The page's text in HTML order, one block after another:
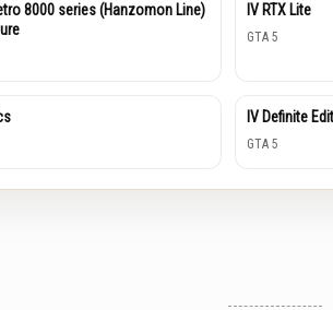
8000 series (Hanzomon Line)
IV RTX Lite
GTA 5
IV Definite
GTA 5